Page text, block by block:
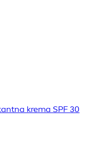
krema SPF 30